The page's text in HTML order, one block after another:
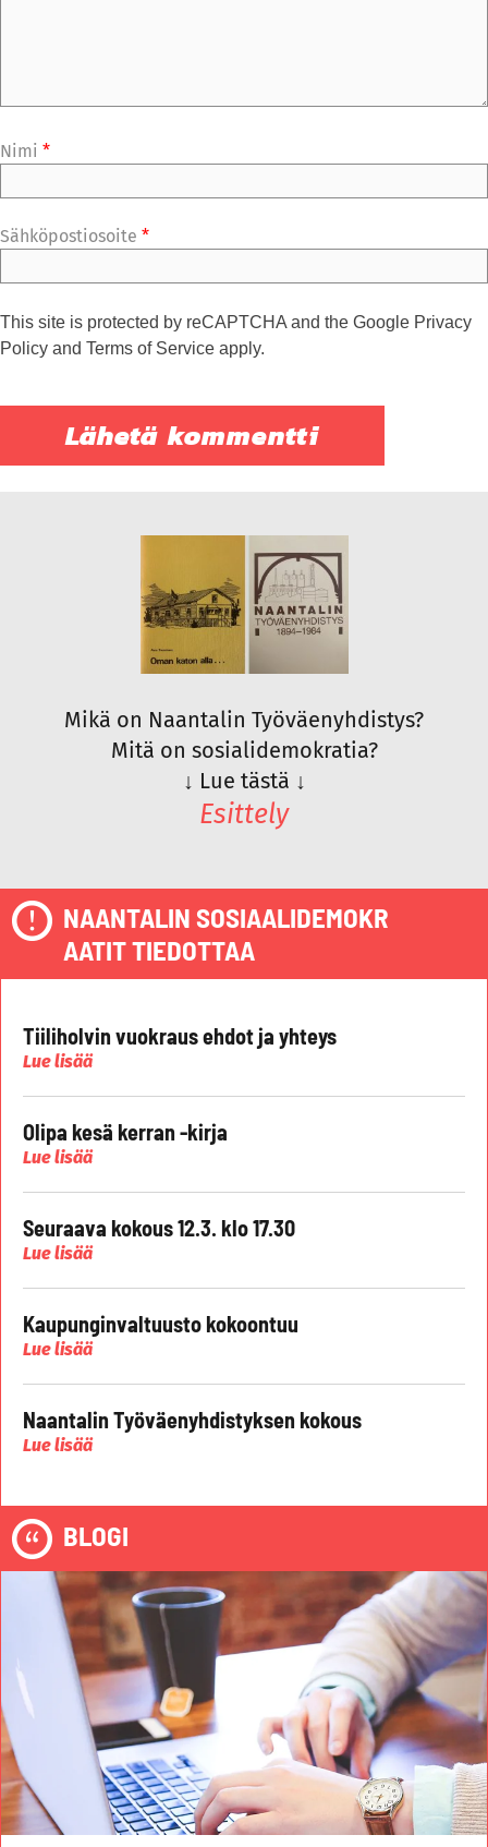
Nimi *
Sähköpostiosoite *
This site is protected by reCAPTCHA and the Google Privacy
Policy and Terms of Service apply.
Mikä on Naantalin Työväenyhdistys?
Mitä on sosialidemokratia?
↓ Lue tästä ↓
Esittely
NAANTALIN SOSIAALIDEMOKR
AATIT TIEDOTTAA
Tiiliholvin vuokraus ehdot ja yhteys
Lue lisää
Olipa kesä kerran -kirja
Lue lisää
Seuraava kokous 12.3. klo 17.30
Lue lisää
Kaupunginvaltuusto kokoontuu
Lue lisää
Naantalin Työväenyhdistyksen kokous
Lue lisää
BLOGI